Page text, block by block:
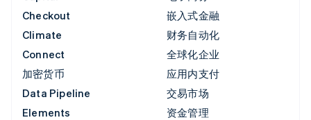
Checkout
Climate
Connect
加密货币
Data Pipeline
Elements
嵌入式金融
财务自动化
全球化企业
应用内支付
交易市场
资金管理